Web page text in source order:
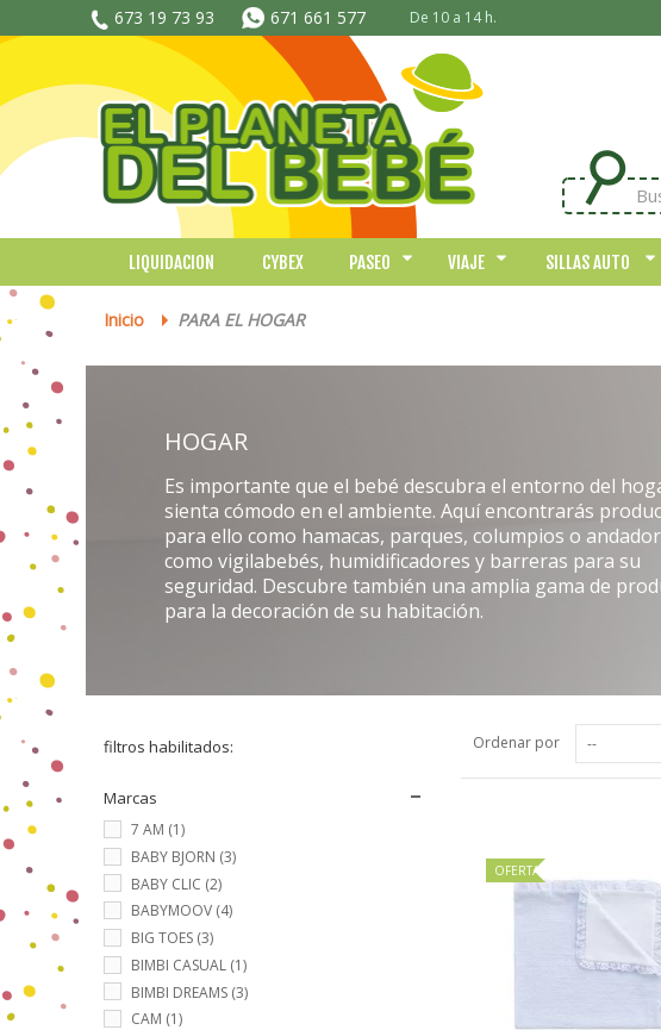
673 19 73 93 671 661 577 De 10 a 14 h.
LIQUIDACION CYBEX PASEO VIAJE SILLAS AUTO
Inicio > PARA EL HOGAR
HOGAR
Es importante que el bebé descubra el entorno del
sienta cómodo en el ambiente. Aquí encontrarás
para ello como hamacas, parques, columpios o
como vigilabebés, humidificadores y barreras para su
seguridad. Descubre también una amplia gama de
para la decoración de su habitación.
filtros habilitados:
Marcas
7 AM (1)
BABY BJORN (3)
BABY CLIC (2)
BABYMOOV (4)
BIG TOES (3)
BIMBI CASUAL (1)
BIMBI DREAMS (3)
CAM (1)
Ordenar por --
OFERTA